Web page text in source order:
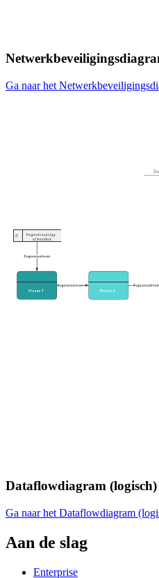
Ga naar het
Dataflowdiagram (logisch)
Ga naar het Dataflowdiagram
Aan de slag
Enterprise